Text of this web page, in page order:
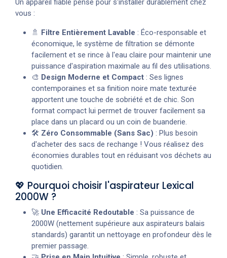
Un appareil fiable pensé pour s'installer durablement chez
vous :
🚿 Filtre Entièrement Lavable : Éco-responsable et
économique, le système de filtration se démonte
facilement et se rince à l'eau claire pour maintenir une
puissance d'aspiration maximale au fil des utilisations.
🎨 Design Moderne et Compact : Ses lignes
contemporaines et sa finition noire mate texturée
apportent une touche de sobriété et de chic. Son
format compact lui permet de trouver facilement sa
place dans un placard ou un coin de buanderie.
🛠️ Zéro Consommable (Sans Sac) : Plus besoin
d'acheter des sacs de rechange ! Vous réalisez des
économies durables tout en réduisant vos déchets au
quotidien.
💖 Pourquoi choisir l'aspirateur Lexical
2000W ?
🚀 Une Efficacité Redoutable : Sa puissance de
2000W (nettement supérieure aux aspirateurs balais
standards) garantit un nettoyage en profondeur dès le
premier passage.